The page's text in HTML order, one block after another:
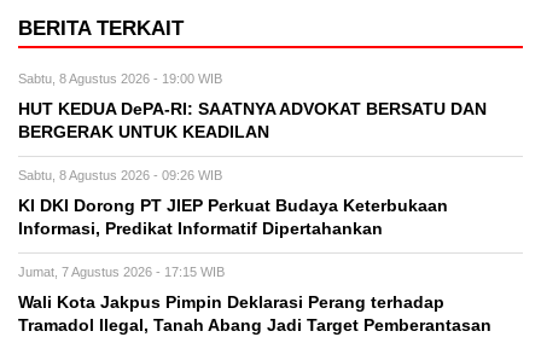
BERITA TERKAIT
Sabtu, 8 Agustus 2026 - 19:00 WIB
HUT KEDUA DePA-RI: SAATNYA ADVOKAT BERSATU DAN
BERGERAK UNTUK KEADILAN
Sabtu, 8 Agustus 2026 - 09:26 WIB
KI DKI Dorong PT JIEP Perkuat Budaya Keterbukaan
Informasi, Predikat Informatif Dipertahankan
Jumat, 7 Agustus 2026 - 17:15 WIB
Wali Kota Jakpus Pimpin Deklarasi Perang terhadap
Tramadol Ilegal, Tanah Abang Jadi Target Pemberantasan